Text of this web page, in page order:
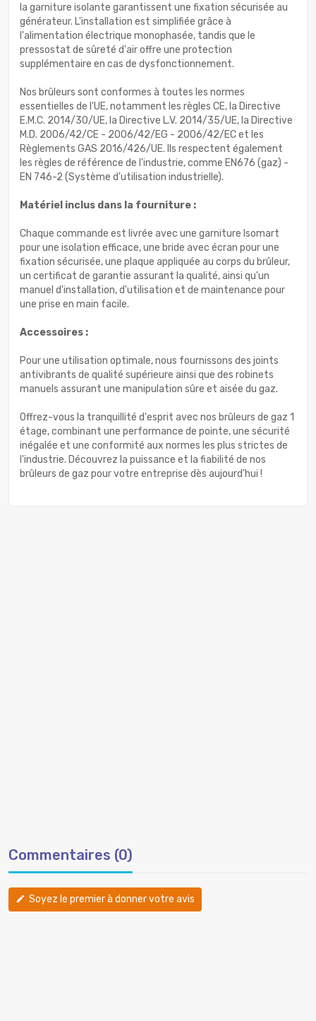
la garniture isolante garantissent une fixation sécurisée au
générateur. L'installation est simplifiée grâce à
l'alimentation électrique monophasée, tandis que le
pressostat de sûreté d'air offre une protection
supplémentaire en cas de dysfonctionnement.
Nos brûleurs sont conformes à toutes les normes
essentielles de l'UE, notamment les règles CE, la Directive
E.M.C. 2014/30/UE, la Directive L.V. 2014/35/UE, la Directive
M.D. 2006/42/CE - 2006/42/EG - 2006/42/EC et les
Règlements GAS 2016/426/UE. Ils respectent également
les règles de référence de l'industrie, comme EN676 (gaz) -
EN 746-2 (Système d'utilisation industrielle).
Matériel inclus dans la fourniture :
Chaque commande est livrée avec une garniture Isomart
pour une isolation efficace, une bride avec écran pour une
fixation sécurisée, une plaque appliquée au corps du brûleur,
un certificat de garantie assurant la qualité, ainsi qu'un
manuel d'installation, d'utilisation et de maintenance pour
une prise en main facile.
Accessoires :
Pour une utilisation optimale, nous fournissons des joints
antivibrants de qualité supérieure ainsi que des robinets
manuels assurant une manipulation sûre et aisée du gaz.
Offrez-vous la tranquillité d'esprit avec nos brûleurs de gaz 1
étage, combinant une performance de pointe, une sécurité
inégalée et une conformité aux normes les plus strictes de
l'industrie. Découvrez la puissance et la fiabilité de nos
brûleurs de gaz pour votre entreprise dès aujourd'hui !
Commentaires (0)
edit Soyez le premier à donner votre avis